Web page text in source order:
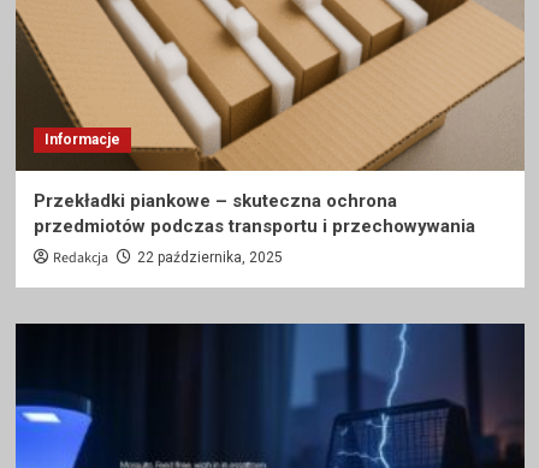
Informacje
Przekładki piankowe – skuteczna ochrona
przedmiotów podczas transportu i przechowywania
Redakcja 22 października, 2025